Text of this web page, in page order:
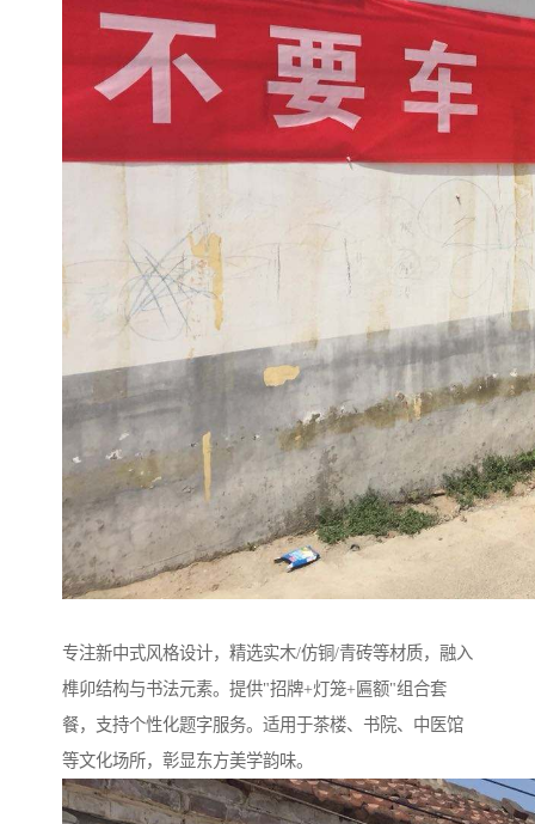
专注新中式风格设计，精选实木/仿铜/青砖等材质，融入
榫卯结构与书法元素。提供"招牌+灯笼+匾额"组合套
餐，支持个性化题字服务。适用于茶楼、书院、中医馆
等文化场所，彰显东方美学韵味。